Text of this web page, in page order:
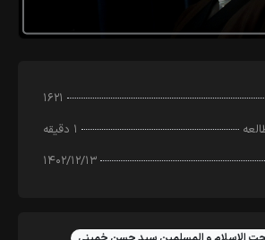
۱۶۲۱
۱ دقیقه
۱۴۰۲/۱۲/۱۳